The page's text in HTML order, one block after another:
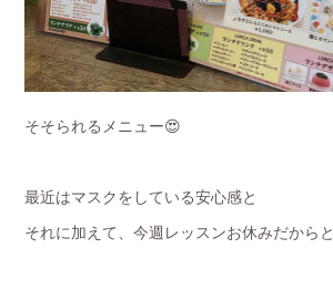
そそられるメニュー😍
最近はマスクをしている安心感と
それに加えて、今週レッスンお休みだからと